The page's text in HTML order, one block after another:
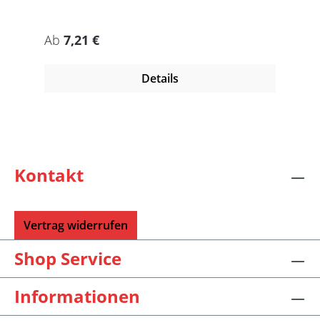
Regulärer Preis:
Ab 7,21 €
Details
Kontakt
Vertrag widerrufen
Shop Service
Informationen